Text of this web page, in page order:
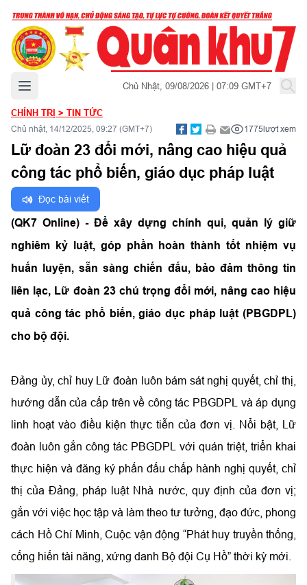
Mở menu chính Chủ Nhật, 09/08/2026 | 07:09 GMT+7
CHÍNH TRỊ > TIN TỨC
Chủ nhật, 14/12/2025, 09:27 (GMT+7) 1775lượt xem
Lữ đoàn 23 đổi mới, nâng cao hiệu quả
công tác phổ biến, giáo dục pháp luật
Đọc bài viết
(QK7 Online) - Để xây dựng chính qui, quản lý giữ
nghiêm kỷ luật, góp phần hoàn thành tốt nhiệm vụ
huấn luyện, sẵn sàng chiến đấu, bảo đảm thông tin
liên lạc, Lữ đoàn 23 chú trọng đổi mới, nâng cao hiệu
quả công tác phổ biến, giáo dục pháp luật (PBGDPL)
cho bộ đội.
Đảng ủy, chỉ huy Lữ đoàn luôn bám sát nghị quyết, chỉ thị,
hướng dẫn của cấp trên về công tác PBGDPL và áp dụng
linh hoạt vào điều kiện thực tiễn của đơn vị. Nổi bật, Lữ
đoàn luôn gắn công tác PBGDPL với quán triệt, triển khai
thực hiện và đăng ký phấn đấu chấp hành nghị quyết, chỉ
thị của Đảng, pháp luật Nhà nước, quy định của đơn vị;
gắn với việc học tập và làm theo tư tưởng, đạo đức, phong
cách Hồ Chí Minh, Cuộc vận động “Phát huy truyền thống,
cống hiến tài năng, xứng danh Bộ đội Cụ Hồ” thời kỳ mới.